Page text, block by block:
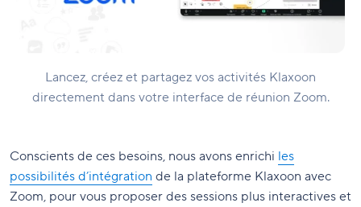
Lancez, créez et partagez vos activités Klaxoon
directement dans votre interface de réunion Zoom.
Conscients de ces besoins, nous avons enrichi les
possibilités d’intégration de la plateforme Klaxoon avec
Zoom, pour vous proposer des sessions plus interactives et